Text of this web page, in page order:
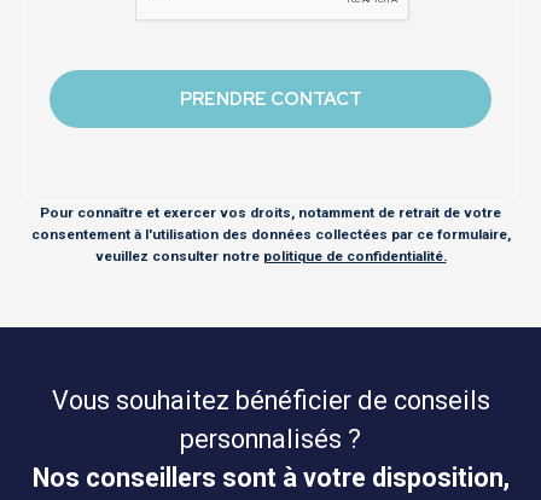
Pour connaître et exercer vos droits, notamment de retrait de votre
consentement à l'utilisation des données collectées par ce formulaire,
veuillez consulter notre politique de confidentialité.
Vous souhaitez bénéficier de conseils
personnalisés ?
Nos conseillers sont à votre disposition,